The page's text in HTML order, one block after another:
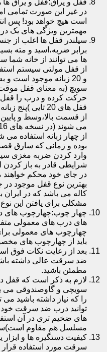
قفل و یراق:قفل و یراق ها
در غیر این صورت تمامی
است هیچ خواهد بود! پس
مهمترین ویژگی های
سیلندر قفل ها اغلب از
برابر ضربه،اسید و مته
ها می توانند از خانه شما
و 20 زبانه موجود است
سویچ (به معنای قفل
حرکت کرده و درب را قفل
قفل های 20 تایی
از قسمت بالا،وسط و
از چهار زبانه استفاده
بوده و زمانی که سارق
وارد کردن ضربه مغزی
شرایطی قادر به باز کردن
در جای خود محکم خواهند
بهترین نوع قفل موجود
کاله می باشد که در
مشکلی برای یافتن این
چهار چوب:چهارچوب
های درب های معمولی
چهارچوب های معمولی
باید از چهارچوب های
بعد از رعایت نکات فوق
ضد سرقت عالی داشته
مطمئن باشید.
لازم به ذکر است که
سویچی و گاوصندوقی می
را که نیاز داشته باشید می
توانید درب ضد سرقت
های ضخیم تری در آن
مسلسل هم مقاوم
کیفیت دستگیره ها و
سرقت مورد استفاده